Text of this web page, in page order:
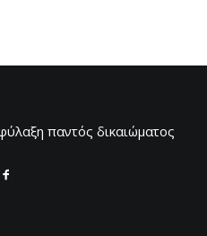
παντός δικαιώματος